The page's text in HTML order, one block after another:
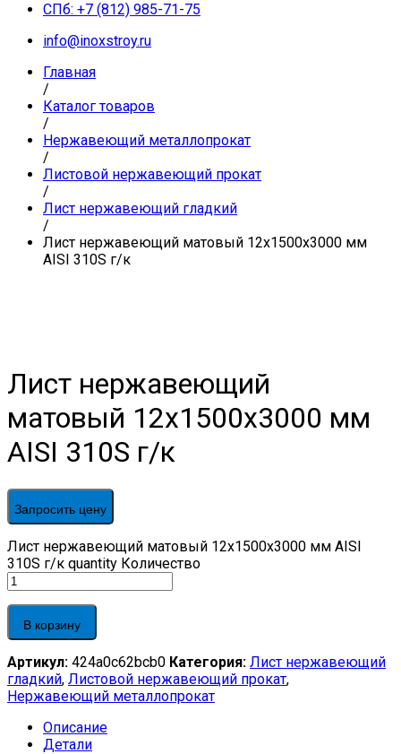
СПб: +7 (812) 985-71-75
info@inoxstroy.ru
Главная
/
Каталог товаров
/
Нержавеющий металлопрокат
/
Листовой нержавеющий прокат
/
Лист нержавеющий гладкий
/
Лист нержавеющий матовый 12х1500х3000 мм
AISI 310S г/к
Лист нержавеющий
матовый 12х1500х3000 мм
AISI 310S г/к
Запросить цену
Лист нержавеющий матовый 12х1500х3000 мм AISI
310S г/к quantity Количество
В корзину
Артикул: 424a0c62bcb0 Категория: Лист нержавеющий
гладкий, Листовой нержавеющий прокат,
Нержавеющий металлопрокат
Описание
Детали